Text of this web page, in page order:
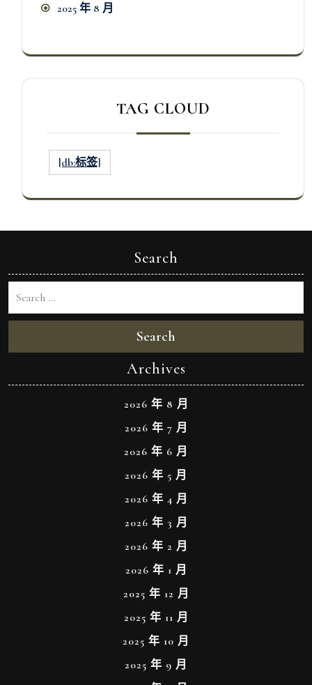
2025 年 8 月
TAG CLOUD
[db:标签]
Search
Search
Archives
2026 年 8 月
2026 年 7 月
2026 年 6 月
2026 年 5 月
2026 年 4 月
2026 年 3 月
2026 年 2 月
2026 年 1 月
2025 年 12 月
2025 年 11 月
2025 年 10 月
2025 年 9 月